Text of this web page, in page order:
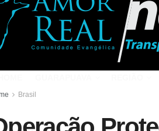
Brasil